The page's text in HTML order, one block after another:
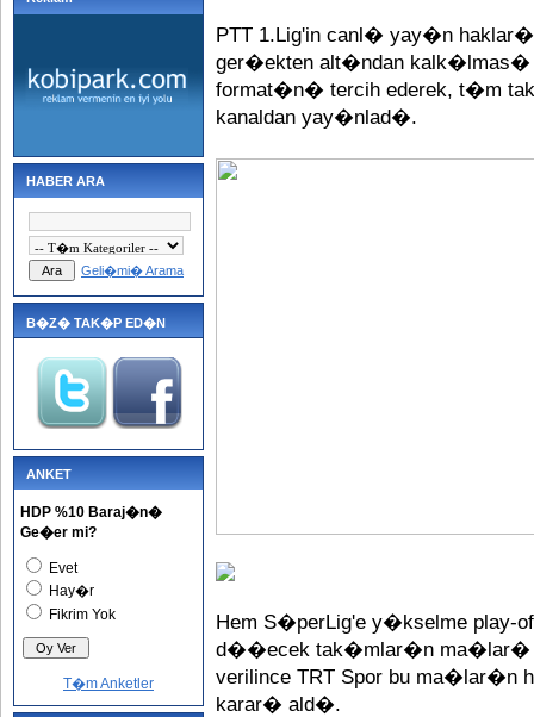
HABER ARA
Geli�mi� Arama
B�Z� TAK�P ED�N
ANKET
HDP %10 Baraj�n�
Ge�er mi?
Evet
Hay�r
Fikrim Yok
T�m Anketler
PTT 1.Lig'in canl� yay�n
ger�ekten alt�ndan kalk�lmas�
format�n� tercih ederek, t�m
kanaldan yay�nlad�.
Hem S�perLig'e y�kselme play-
d��ecek tak�mlar�n ma�lar�
verilince TRT Spor bu ma�lar�n
karar� ald�.